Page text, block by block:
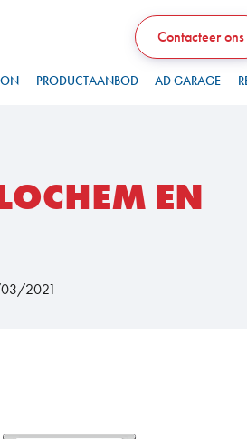
Contacteer ons
PRODUCTAANBOD AD GARAGE
EN
2021